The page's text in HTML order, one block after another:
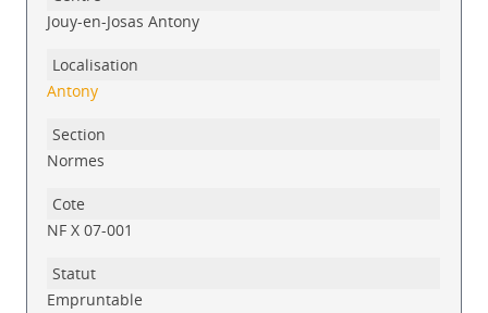
Jouy-en-Josas Antony
Antony
Normes
NF X 07-001
Empruntable